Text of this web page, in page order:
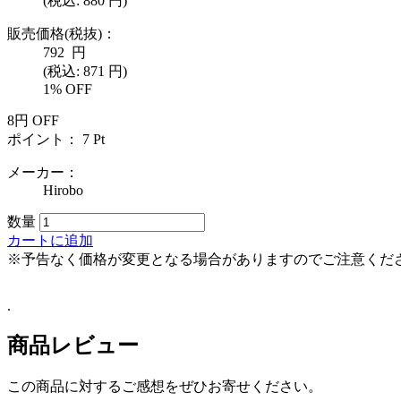
販売価格(税抜)：
792
円
(税込: 871 円)
1% OFF
8円 OFF
ポイント： 7 Pt
メーカー：
Hirobo
数量
カートに追加
※予告なく価格が変更となる場合がありますのでご注意くだ
.
商品レビュー
この商品に対するご感想をぜひお寄せください。